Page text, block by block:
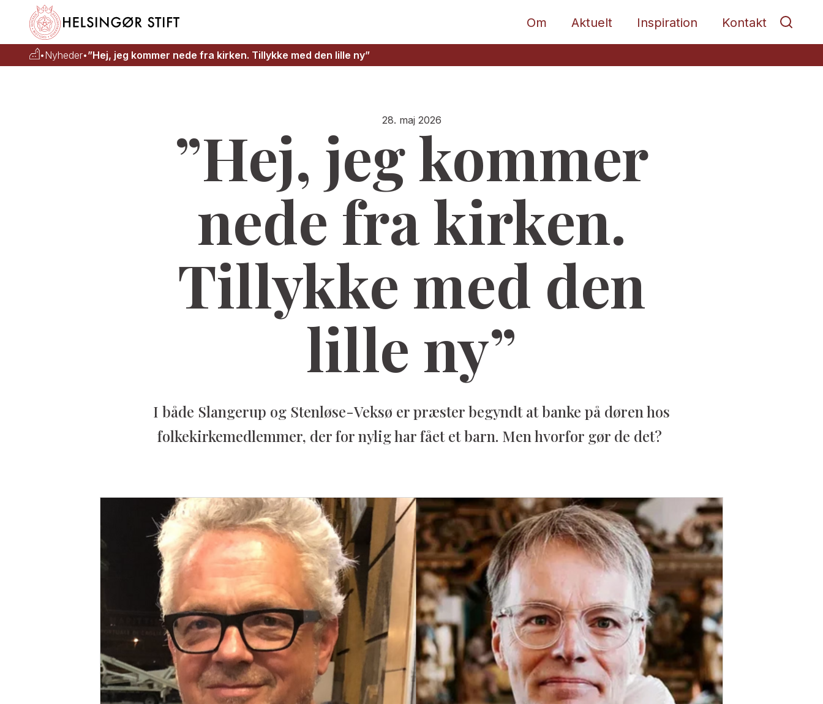
Om Aktuelt Inspiration Kontakt
•Nyheder•”Hej, jeg kommer nede fra kirken. Tillykke med den lille ny”
28. maj 2026
”Hej, jeg kommer
nede fra kirken.
Tillykke med den
lille ny”
I både Slangerup og Stenløse-Veksø er præster begyndt at banke på døren hos
folkekirkemedlemmer, der for nylig har fået et barn. Men hvorfor gør de det?